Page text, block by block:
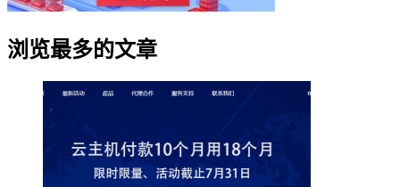
浏览最多的文章